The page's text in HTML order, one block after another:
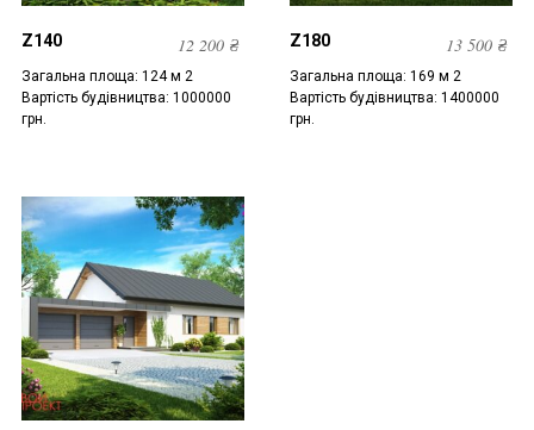
Z140 12 200₴
Загальна площа: 124 м 2
Вартість будівництва: 1000000
грн.
Z180 13 500 ₴
Загальна площа: 169 м 2
Вартість будівництва: 1400000
грн.